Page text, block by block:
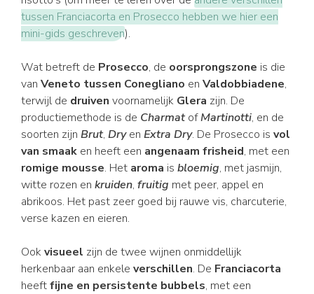
tussen Franciacorta en Prosecco hebben we hier een
mini-gids geschreven).
Wat betreft de Prosecco, de oorsprongszone is die
van Veneto tussen Conegliano en Valdobbiadene,
terwijl de druiven voornamelijk Glera zijn. De
productiemethode is de CharmatofMartinotti, en de
soorten zijn Brut, Dryen Extra Dry. De Prosecco is vol
van smaak en heeft een angenaam frisheid, met een
romige mousse. Het aroma is bloemig, met jasmijn,
witte rozen en kruiden, fruitig met peer, appel en
abrikoos. Het past zeer goed bij rauwe vis, charcuterie,
verse kazen en eieren.
Ookvisueel zijn de twee wijnen onmiddellijk
herkenbaar aan enkele verschillen. De Franciacorta
heeftfijne en persistente bubbels, met een